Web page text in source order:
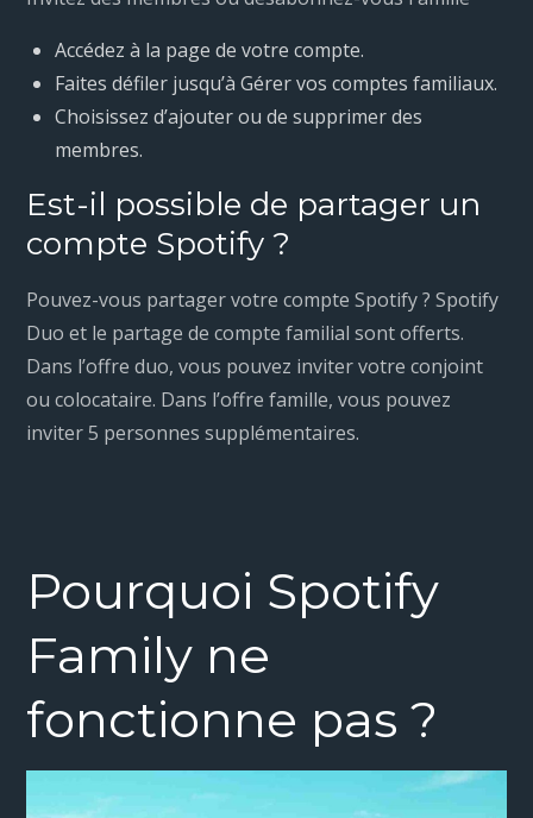
Accédez à la page de votre compte.
Faites défiler jusqu’à Gérer vos comptes familiaux.
Choisissez d’ajouter ou de supprimer des
membres.
Est-il possible de partager un
compte Spotify ?
Pouvez-vous partager votre compte Spotify ? Spotify
Duo et le partage de compte familial sont offerts.
Dans l’offre duo, vous pouvez inviter votre conjoint
ou colocataire. Dans l’offre famille, vous pouvez
inviter 5 personnes supplémentaires.
Pourquoi Spotify
Family ne
fonctionne pas ?